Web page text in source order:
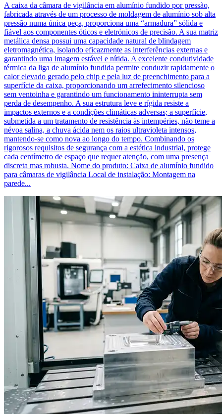
A caixa da câmara de vigilância em alumínio fundido por pressão,
fabricada através de um processo de moldagem de alumínio sob alta
pressão numa única peça, proporciona uma “armadura” sólida e
fiável aos componentes óticos e eletrónicos de precisão. A sua matriz
metálica densa possui uma capacidade natural de blindagem
eletromagnética, isolando eficazmente as interferências externas e
garantindo uma imagem estável e nítida. A excelente condutividade
térmica da liga de alumínio fundida permite conduzir rapidamente o
calor elevado gerado pelo chip e pela luz de preenchimento para a
superfície da caixa, proporcionando um arrefecimento silencioso
sem ventoinha e garantindo um funcionamento ininterrupta sem
perda de desempenho. A sua estrutura leve e rígida resiste a
impactos externos e a condições climáticas adversas; a superfície,
submetida a um tratamento de resistência às intempéries, não teme a
névoa salina, a chuva ácida nem os raios ultravioleta intensos,
mantendo-se como nova ao longo do tempo. Combinando os
rigorosos requisitos de segurança com a estética industrial, protege
cada centímetro de espaço que requer atenção, com uma presença
discreta mas robusta. Nome do produto: Caixa de alumínio fundido
para câmaras de vigilância Local de instalação: Montagem na
parede...